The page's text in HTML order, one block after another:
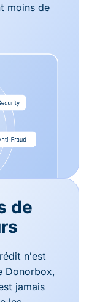
moins de
de
n'est
Donorbox,
jamais